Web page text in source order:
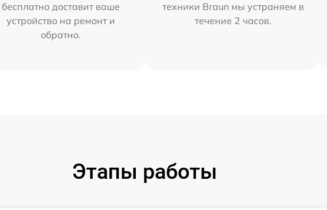
бесплатно доставит ваше
устройство на ремонт и
обратно.
техники Braun мы устраняем в
течение 2 часов.
Этапы работы